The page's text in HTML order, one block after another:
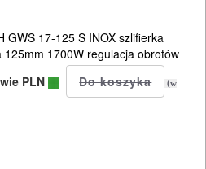
GWS 17-125 S INOX szlifierka
125mm 1700W regulacja obrotów
PLN
(w